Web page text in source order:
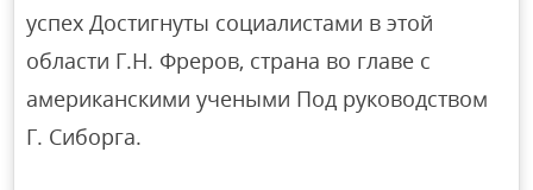
успех Достигнуты социалистами в этой
области Г.Н. Фреров, страна во главе с
американскими учеными Под руководством
Г. Сиборга.